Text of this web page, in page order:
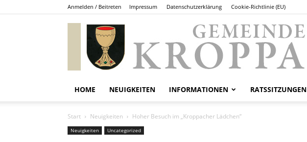
Anmelden / Beitreten Impressum Datenschutzerklärung Cookie-Richtlinie (EU)
HOME NEUIGKEITEN INFORMATIONEN RATSSITZUNGEN
Start Neuigkeiten Hoher Besuch im „Kroppacher Lädchen“
Neuigkeiten Uncategorized